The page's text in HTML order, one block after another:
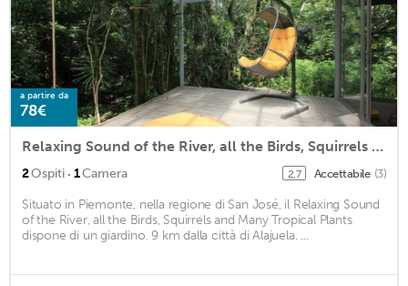
a partire da
78€
Relaxing Sound of the River, all the Birds, Squirrels and Many Tropical Plants
2Ospiti · 1Camera 2,7 Accettabile (3)
Situato in Piemonte, nella regione di San José, il Relaxing Sound
of the River, all the Birds, Squirrels and Many Tropical Plants
dispone di un giardino. 9 km dalla città di Alajuela. ...